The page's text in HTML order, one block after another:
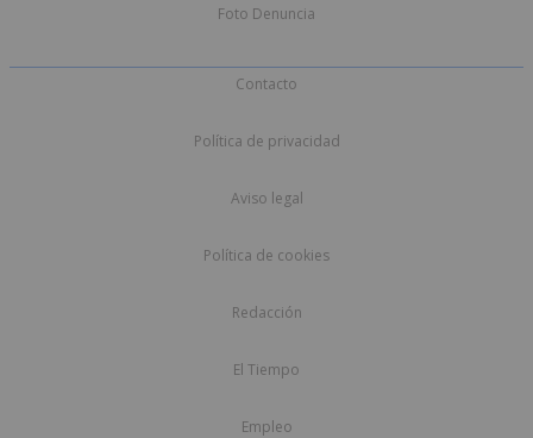
Foto Denuncia
Contacto
Política de privacidad
Aviso legal
Política de cookies
Redacción
El Tiempo
Empleo